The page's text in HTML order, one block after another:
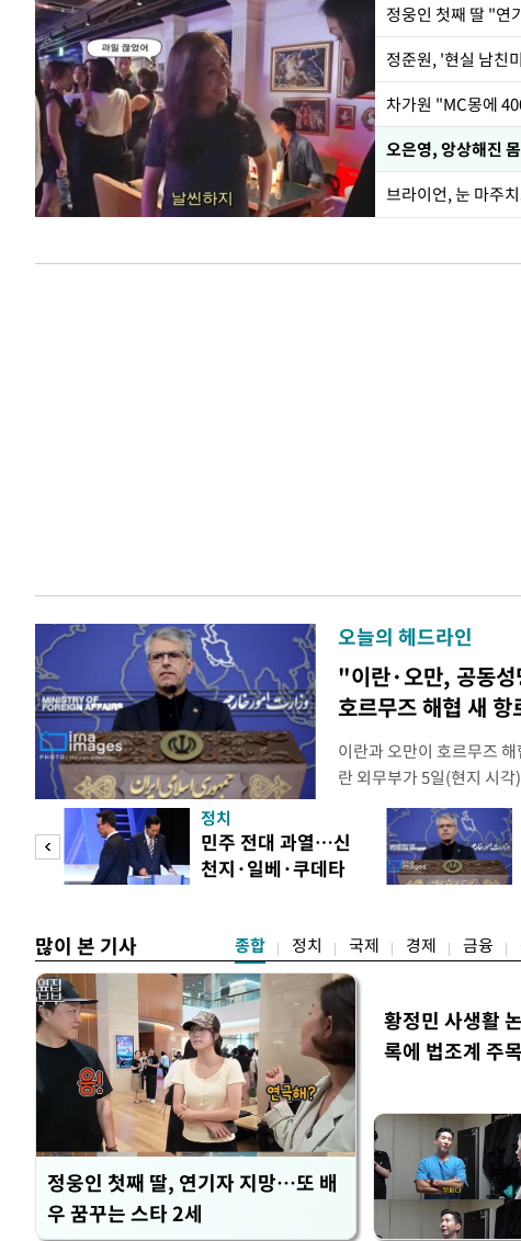
정웅인 첫째 딸 "연
정준원, '현실 남친
오은영, 앙상해진
오늘의 헤드라인
"이란·오만, 공동성
호르무즈 해협 새 항
이란과 오만이 호르무즈
란 외무부가 5일(현지 시
르면 외무부 에스마일 바
련해 “양측이 의도하는 항
며, 제3자가 협상을 방해
의된 내용을 담은 양국 공
기
정치
민주 전대 과열…신
천지·일베·쿠데타
많이 본 기사 종합 정치 국제 경제 금융
정웅인 첫째 딸, 연기자 지망…또 배
우 꿈꾸는 스타 2세
황정민 사생활
록에 법조계 주목